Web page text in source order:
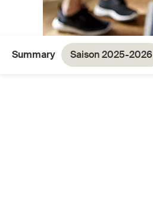
Summary Saison 2025-2026